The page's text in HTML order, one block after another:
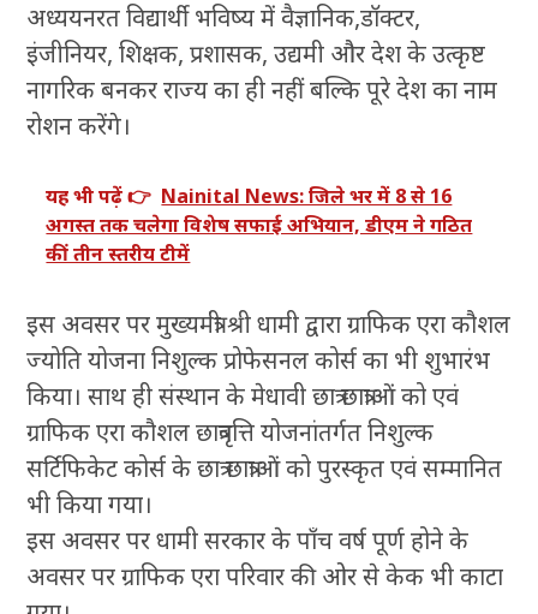
अध्ययनरत विद्यार्थी भविष्य में वैज्ञानिक,डॉक्टर,
इंजीनियर, शिक्षक, प्रशासक, उद्यमी और देश के उत्कृष्ट
नागरिक बनकर राज्य का ही नहीं बल्कि पूरे देश का नाम
रोशन करेंगे।
यह भी पढ़ें 👉 Nainital News: जिले भर में 8 से 16
अगस्त तक चलेगा विशेष सफाई अभियान, डीएम ने गठित
कीं तीन स्तरीय टीमें
इस अवसर पर मुख्यमंत्री श्री धामी द्वारा ग्राफिक एरा कौशल
ज्योति योजना निशुल्क प्रोफेसनल कोर्स का भी शुभारंभ
किया। साथ ही संस्थान के मेधावी छात्र छात्राओं को एवं
ग्राफिक एरा कौशल छात्रवृत्ति योजनांतर्गत निशुल्क
सर्टिफिकेट कोर्स के छात्र छात्राओं को पुरस्कृत एवं सम्मानित
भी किया गया।
इस अवसर पर धामी सरकार के पाँच वर्ष पूर्ण होने के
अवसर पर ग्राफिक एरा परिवार की ओर से केक भी काटा